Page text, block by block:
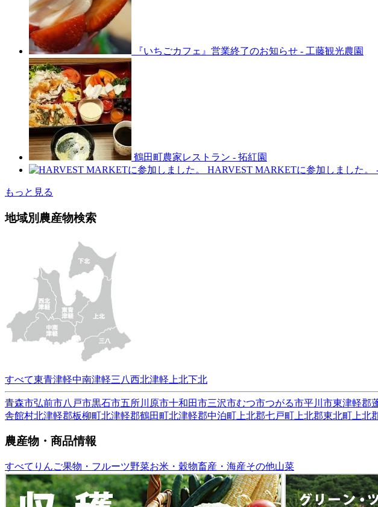
『いちごカフェ』営業終了のお知らせ - 工藤観光農園
鶴田町農家レストラン - 拓紅園
HARVEST MARKETに参加しました。
もっと見る
地域別農産物検索
すべて東青津軽中南津軽三八西北津軽 上北下北
青森市弘前市八戸市黒石市五所川原市十和田市三沢市むつ市つがる市平川市東津軽郡
舎館村北津軽郡板柳町北津軽郡鶴田町北津軽郡中泊町 上北郡七戸町 上北郡東北町 上北
農産物・商品情報
すべて りんご果物・フルーツ野菜お米・穀物畜産・海産その他山菜